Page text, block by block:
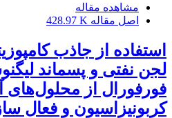
مشاهده مقاله
اصل مقاله 428.97 K
استفاده از جاذب
لجن نفتی و پسماند
فورفورال از
کربونیزاسیون و فعال